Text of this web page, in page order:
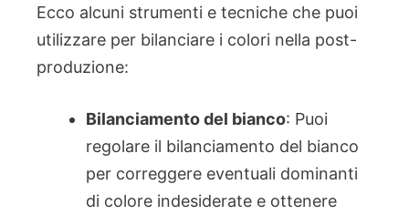
Ecco alcuni strumenti e tecniche che puoi
utilizzare per bilanciare i colori nella post-
produzione:
Bilanciamento del bianco: Puoi
regolare il bilanciamento del bianco
per correggere eventuali dominanti
di colore indesiderate e ottenere